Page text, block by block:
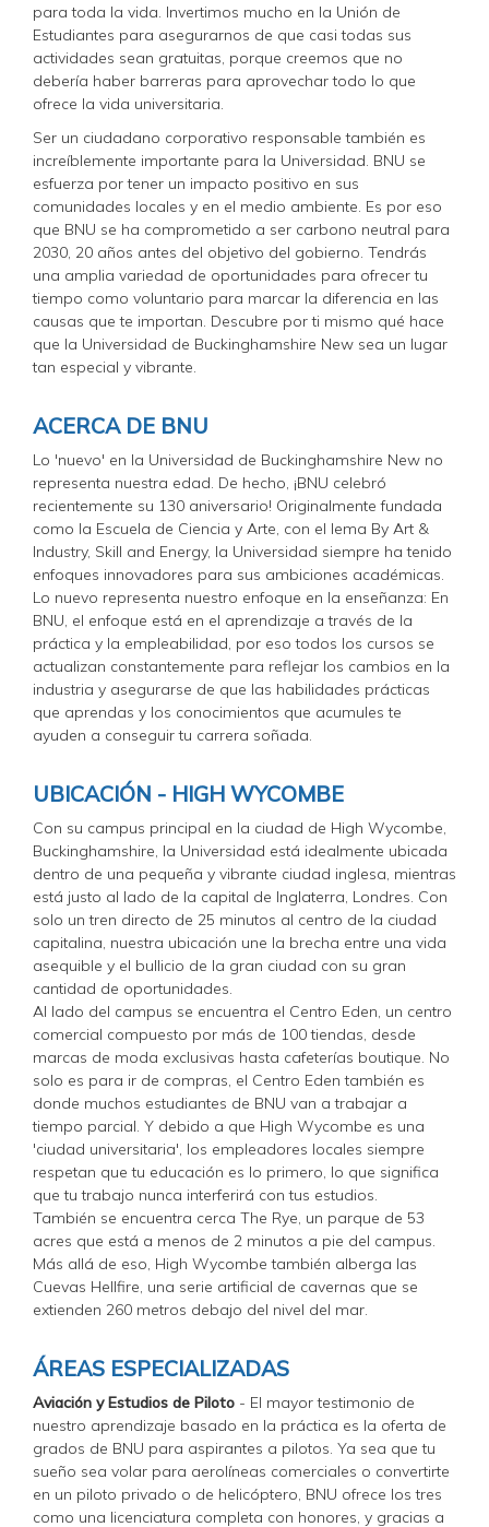
para toda la vida. Invertimos mucho en la Unión de
Estudiantes para asegurarnos de que casi todas sus
actividades sean gratuitas, porque creemos que no
debería haber barreras para aprovechar todo lo que
ofrece la vida universitaria.
Ser un ciudadano corporativo responsable también es
increíblemente importante para la Universidad. BNU se
esfuerza por tener un impacto positivo en sus
comunidades locales y en el medio ambiente. Es por eso
que BNU se ha comprometido a ser carbono neutral para
2030, 20 años antes del objetivo del gobierno. Tendrás
una amplia variedad de oportunidades para ofrecer tu
tiempo como voluntario para marcar la diferencia en las
causas que te importan. Descubre por ti mismo qué hace
que la Universidad de Buckinghamshire New sea un lugar
tan especial y vibrante.
ACERCA DE BNU
Lo 'nuevo' en la Universidad de Buckinghamshire New no
representa nuestra edad. De hecho, ¡BNU celebró
recientemente su 130 aniversario! Originalmente fundada
como la Escuela de Ciencia y Arte, con el lema By Art &
Industry, Skill and Energy, la Universidad siempre ha tenido
enfoques innovadores para sus ambiciones académicas.
Lo nuevo representa nuestro enfoque en la enseñanza: En
BNU, el enfoque está en el aprendizaje a través de la
práctica y la empleabilidad, por eso todos los cursos se
actualizan constantemente para reflejar los cambios en la
industria y asegurarse de que las habilidades prácticas
que aprendas y los conocimientos que acumules te
ayuden a conseguir tu carrera soñada.
UBICACIÓN - HIGH WYCOMBE
Con su campus principal en la ciudad de High Wycombe,
Buckinghamshire, la Universidad está idealmente ubicada
dentro de una pequeña y vibrante ciudad inglesa, mientras
está justo al lado de la capital de Inglaterra, Londres. Con
solo un tren directo de 25 minutos al centro de la ciudad
capitalina, nuestra ubicación une la brecha entre una vida
asequible y el bullicio de la gran ciudad con su gran
cantidad de oportunidades.
Al lado del campus se encuentra el Centro Eden, un centro
comercial compuesto por más de 100 tiendas, desde
marcas de moda exclusivas hasta cafeterías boutique. No
solo es para ir de compras, el Centro Eden también es
donde muchos estudiantes de BNU van a trabajar a
tiempo parcial. Y debido a que High Wycombe es una
'ciudad universitaria', los empleadores locales siempre
respetan que tu educación es lo primero, lo que significa
que tu trabajo nunca interferirá con tus estudios.
También se encuentra cerca The Rye, un parque de 53
acres que está a menos de 2 minutos a pie del campus.
Más allá de eso, High Wycombe también alberga las
Cuevas Hellfire, una serie artificial de cavernas que se
extienden 260 metros debajo del nivel del mar.
ÁREAS ESPECIALIZADAS
Aviación y Estudios de Piloto - El mayor testimonio de
nuestro aprendizaje basado en la práctica es la oferta de
grados de BNU para aspirantes a pilotos. Ya sea que tu
sueño sea volar para aerolíneas comerciales o convertirte
en un piloto privado o de helicóptero, BNU ofrece los tres
como una licenciatura completa con honores, y gracias a